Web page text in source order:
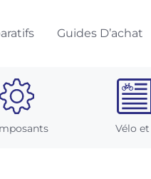
Guides D’achat
Vélo